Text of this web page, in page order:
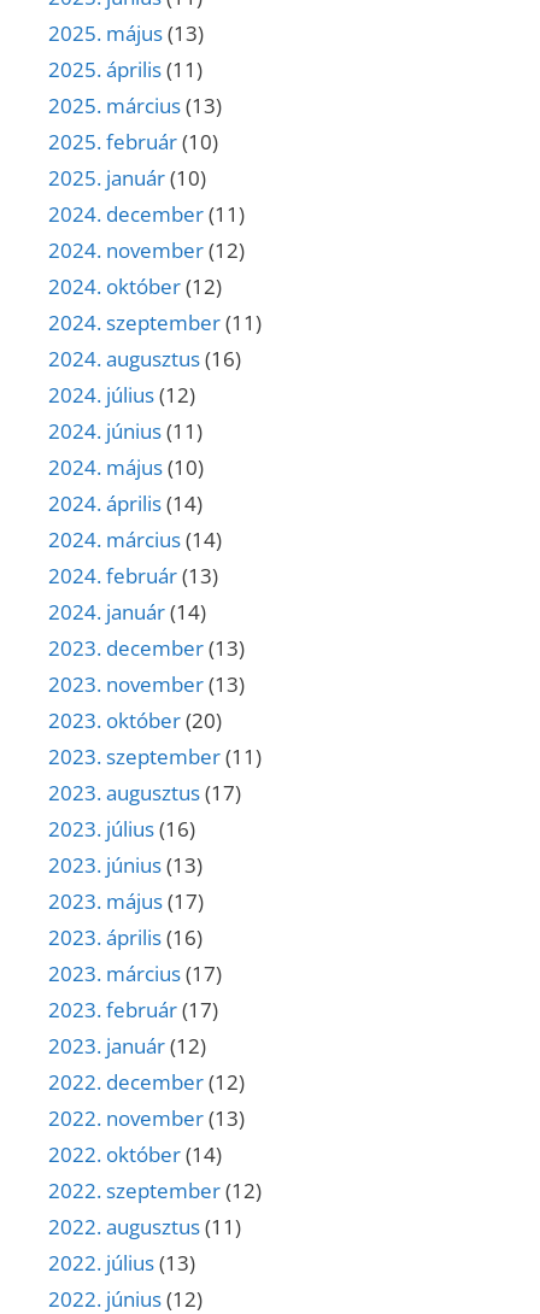
2025. május(13)
2025. április(11)
2025. március(13)
2025. február(10)
2025. január(10)
2024. december(11)
2024. november(12)
2024. október(12)
2024. szeptember(11)
2024. augusztus(16)
2024. július(12)
2024. június(11)
2024. május(10)
2024. április(14)
2024. március(14)
2024. február(13)
2024. január(14)
2023. december(13)
2023. november(13)
2023. október(20)
2023. szeptember(11)
2023. augusztus(17)
2023. július(16)
2023. június(13)
2023. május(17)
2023. április(16)
2023. március(17)
2023. február(17)
2023. január(12)
2022. december(12)
2022. november(13)
2022. október(14)
2022. szeptember(12)
2022. augusztus(11)
2022. július(13)
2022. június(12)